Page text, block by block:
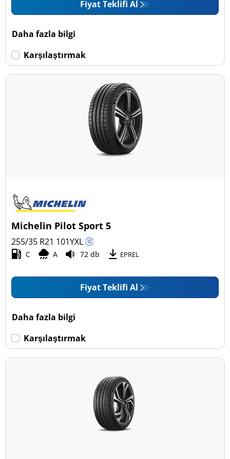
Fiyat Teklifi Al
Daha fazla bilgi
Karşılaştırmak
Michelin Pilot Sport 5
255/35 R21 101YXL
C A 72 db EPREL
Fiyat Teklifi Al
Daha fazla bilgi
Karşılaştırmak